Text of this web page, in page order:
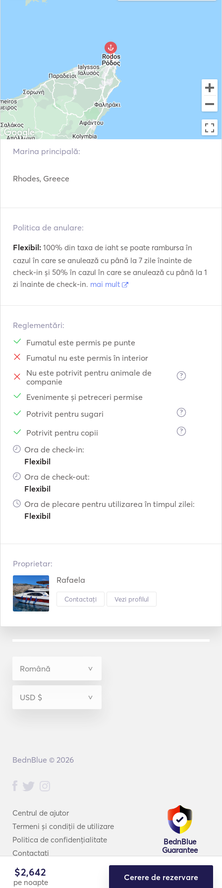
Marina principală:
Rhodes, Greece
Politica de anulare:
Flexibil: 100% din taxa de iaht se poate rambursa în
cazul în care se anulează cu până la 7 zile înainte de
check-in și 50% în cazul în care se anulează cu până la 1
zi înainte de check-in. mai mult
Reglementări:
Fumatul este permis pe punte
Fumatul nu este permis în interior
Nu este potrivit pentru animale de
companie
?
Evenimente și petreceri permise
Potrivit pentru sugari
?
Potrivit pentru copii ?
Ora de check-in:
Flexibil
Ora de check-out:
Flexibil
Ora de plecare pentru utilizarea în timpul zilei:
Flexibil
Proprietar:
Rafaela
Contactați Vezi profilul
$2,642
pe noapte
Cerere de rezervare
Centrul de ajutor
Termeni și condiții de utilizare
Politica de confidențialitate
Contactați
BednBlue
Guarantee
BednBlue © 2026